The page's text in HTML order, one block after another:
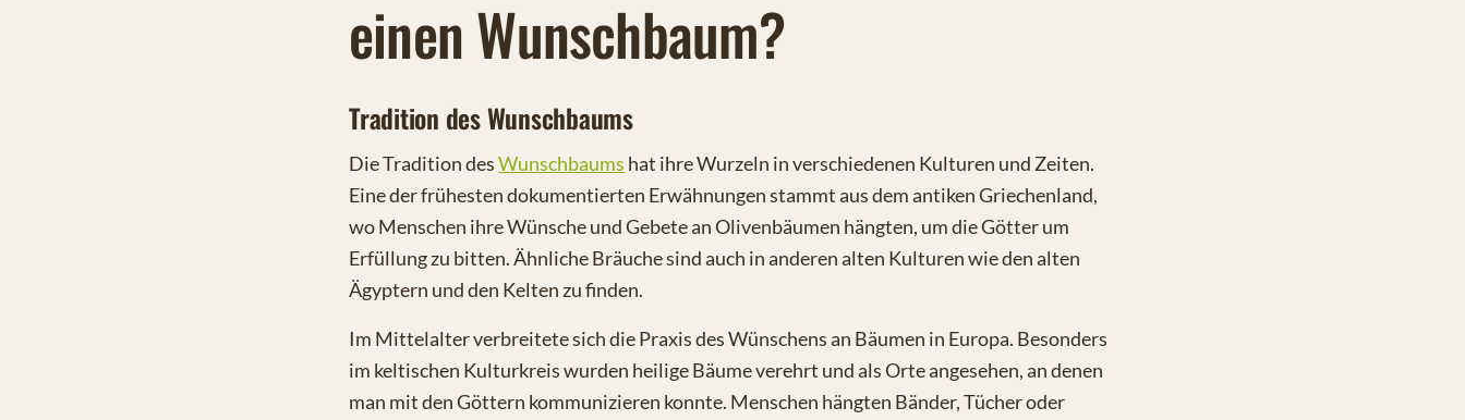
einen Wunschbaum?
Tradition des Wunschbaums
Die Tradition desWunschbaums hat ihre Wurzeln in verschiedenen Kulturen und Zeiten.
Eine der frühesten dokumentierten Erwähnungen stammt aus dem antiken Griechenland,
wo Menschen ihre Wünsche und Gebete an Olivenbäumen hängten, um die Götter um
Erfüllung zu bitten. Ähnliche Bräuche sind auch in anderen alten Kulturen wie den alten
Ägyptern und den Kelten zu finden.
Im Mittelalter verbreitete sich die Praxis des Wünschens an Bäumen in Europa. Besonders
im keltischen Kulturkreis wurden heilige Bäume verehrt und als Orte angesehen, an denen
man mit den Göttern kommunizieren konnte. Menschen hängten Bänder, Tücher oder